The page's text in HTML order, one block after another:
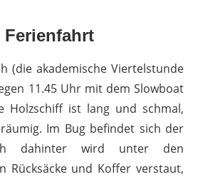
Ferienfahrt
(die akademische Viertelstunde
11.45 Uhr mit dem Slowboat
Holzschiff ist lang und schmal,
Im Bug befindet sich der
dahinter wird unter den
Rücksäcke und Koffer verstaut,